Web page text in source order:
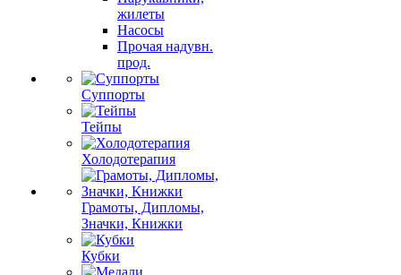
жилеты
Насосы
Прочая надувн.
прод.
Суппорты
Тейпы
Холодотерапия
Грамоты, Дипломы,
Значки, Книжки
Кубки